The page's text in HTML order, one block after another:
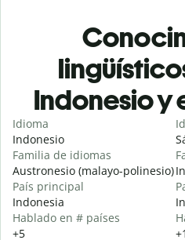
Indonesio y
Idioma
Indonesio
Familia de idiomas
Austronesio (malayo-polinesio)
País principal
Indonesia
Hablado en # países
+5
+1